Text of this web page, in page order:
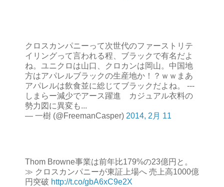
クロスカンパニーって次世代のファーストリテ
イリングって言われる程、ブラックで有名だよ
ね。ユニクロは山口、クロカンは岡山。中国地
方はアパレルブラックの生産地か！？ｗｗまあ
アパレルは飲食並に総じてブラックだよね。 ---
しまらー減少でアース躍進 カジュアル衣料の
勢力図に異変も...
— 一樹 (@FreemanCasper) 2014, 2月 11
Thom Browne事業は前年比179%の23億円と。
≫ クロスカンパニーが東証上場へ 売上高1000億
円突破 http://t.co/gbA6xC9e2X